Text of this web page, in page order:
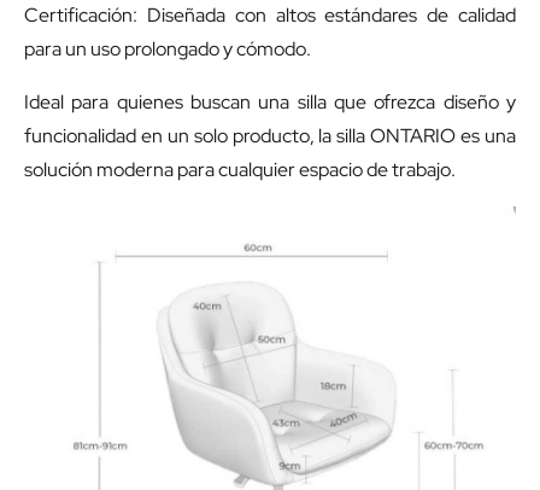
Certificación: Diseñada con altos estándares de calidad
para un uso prolongado y cómodo.
Ideal para quienes buscan una silla que ofrezca diseño y
funcionalidad en un solo producto, la silla ONTARIO es una
solución moderna para cualquier espacio de trabajo.